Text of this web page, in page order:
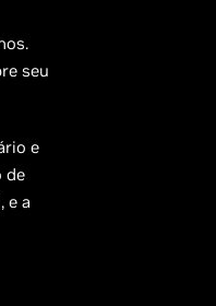
seu
e
de
e a